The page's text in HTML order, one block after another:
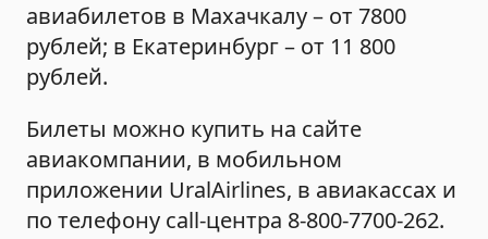
авиабилетов в Махачкалу – от 7800
рублей; в Екатеринбург – от 11 800
рублей.
Билеты можно купить на сайте
авиакомпании, в мобильном
приложении UralAirlines, в авиакассах и
по телефону call-центра 8-800-7700-262.